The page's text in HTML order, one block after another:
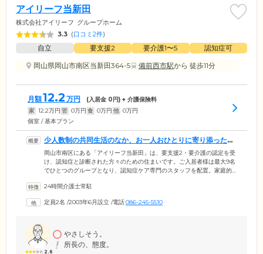
アイリーフ当新田
株式会社アイリーフ グループホーム
3.3 (口コミ2件)
自立 要支援2 要介護1〜5
認知症可
岡山県岡山市南区当新田364-5
備前西市駅から 徒歩11分
月額12.2 万円 (入居金 0円) + 介護保険料
家 12.2万円 管 0万円 食 0万円 他 0万円
個室 / 基本プラン
少人数制の共同生活のなか、お一人おひとりに寄り添ったケ
アをご提供します
岡山市南区にある「アイリーフ当新田」は、要支援2・要介護の認定を受
け、認知症と診断された方々のための住まいです。ご入居者様は最大9名
でひとつのグループとなり、認知症ケア専門のスタッフを配置。家庭的
入居者様それぞれの個性をしっかりと見極め、お食事の支度や洗濯、掃
でご自身の役割をこなしながら、身体機能を活用していくことによって
24時間介護士常駐
定員2名 /2003年6月設立 /電話086-245-5510
2.6
やさしそう。
所長の、態度。